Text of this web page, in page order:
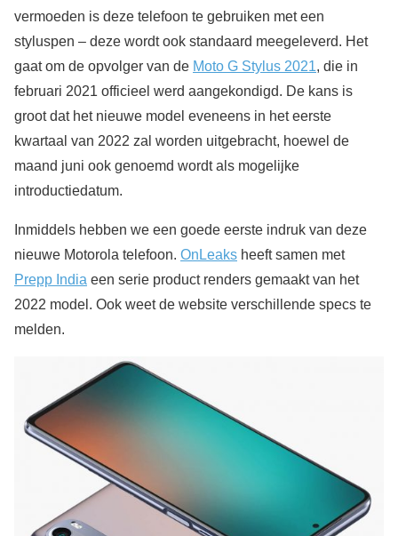
vermoeden is deze telefoon te gebruiken met een
styluspen – deze wordt ook standaard meegeleverd. Het
gaat om de opvolger van de Moto G Stylus 2021, die in
februari 2021 officieel werd aangekondigd. De kans is
groot dat het nieuwe model eveneens in het eerste
kwartaal van 2022 zal worden uitgebracht, hoewel de
maand juni ook genoemd wordt als mogelijke
introductiedatum.
Inmiddels hebben we een goede eerste indruk van deze
nieuwe Motorola telefoon. OnLeaks heeft samen met
Prepp India een serie product renders gemaakt van het
2022 model. Ook weet de website verschillende specs te
melden.